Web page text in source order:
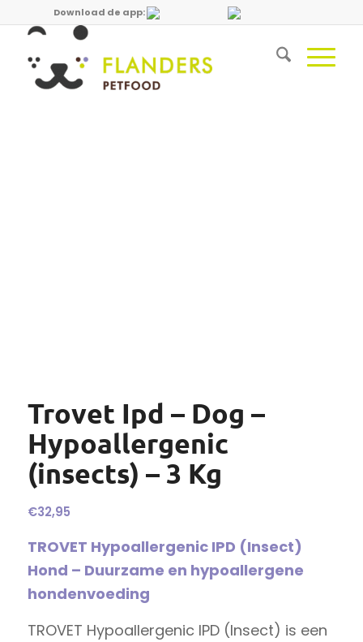
Download de app:
Trovet Ipd – Dog –
Hypoallergenic
(insects) – 3 Kg
€32,95
TROVET Hypoallergenic IPD (Insect)
Hond – Duurzame en hypoallergene
hondenvoeding
TROVET Hypoallergenic IPD (Insect) is een